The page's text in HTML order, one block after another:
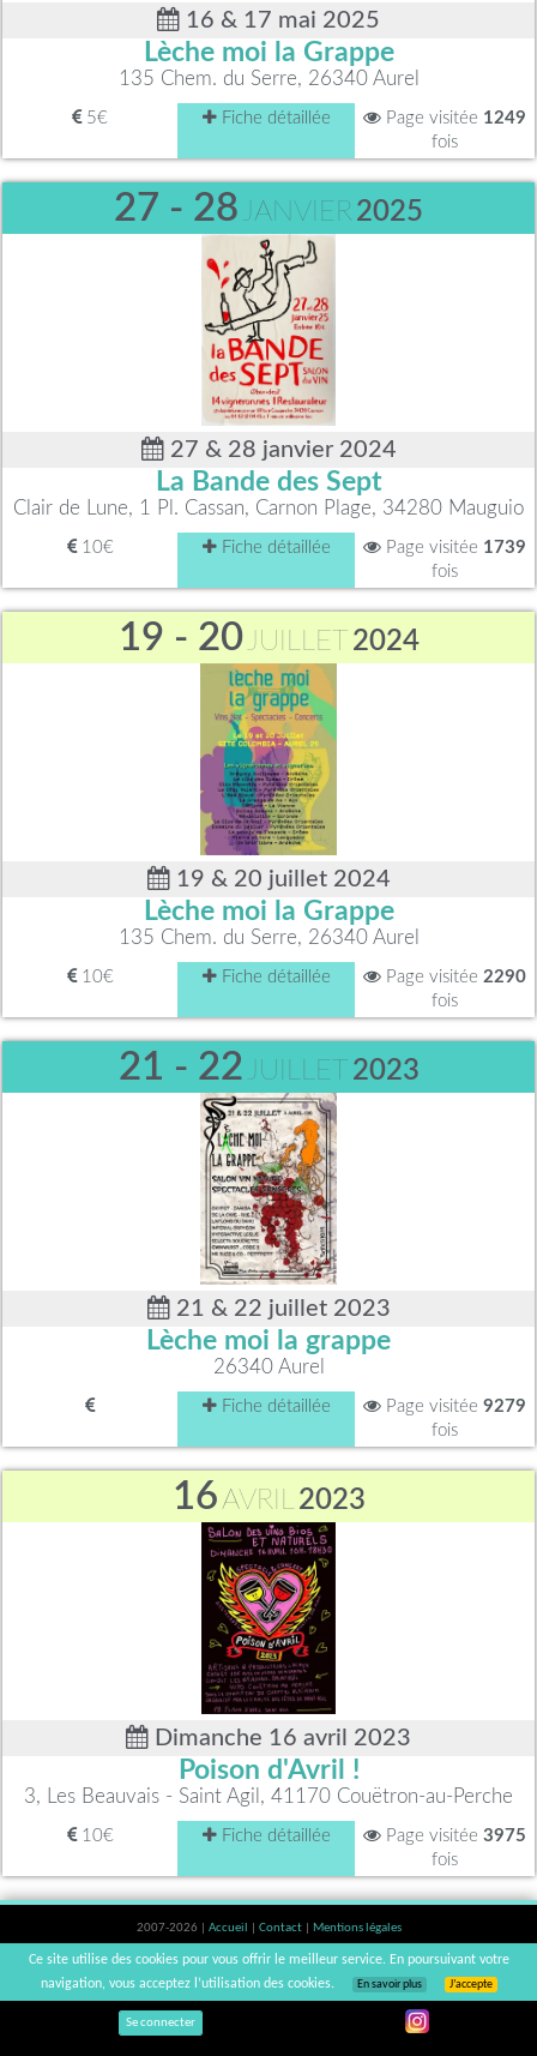
16 & 17 mai 2025
Lèche moi la Grappe
135 Chem. du Serre, 26340 Aurel
5€ Fiche détaillée Page visitée 1249
fois
27 - 28 JANVIER2025
27 & 28 janvier 2024
La Bande des Sept
Clair de Lune, 1 Pl. Cassan, Carnon Plage, 34280 Mauguio
10€ Fiche détaillée Page visitée 1739
fois
19 - 20JUILLET 2024
19 & 20 juillet 2024
Lèche moi la Grappe
135 Chem. du Serre, 26340 Aurel
10€ Fiche détaillée Page visitée 2290
fois
21 - 22 JUILLET 2023
21 & 22 juillet 2023
Lèche moi la grappe
26340 Aurel
Fiche détaillée Page visitée 9279
fois
16AVRIL2023
Dimanche 16 avril 2023
Poison d'Avril !
3, Les Beauvais - Saint Agil, 41170 Couëtron-au-Perche
10€ Fiche détaillée Page visitée 3975
fois
2007-2026 | Accueil Contact
Mentions légales
L'abus d'alcool est dangereux pour la santé, à consommer avec modération. |
vinsnaturels | v3.12
Se connecter
Ce site utilise des cookies pour vous offrir le meilleur service. En poursuivant votre
navigation, vous acceptez l’utilisation des cookies.
En savoir plus J’accepte